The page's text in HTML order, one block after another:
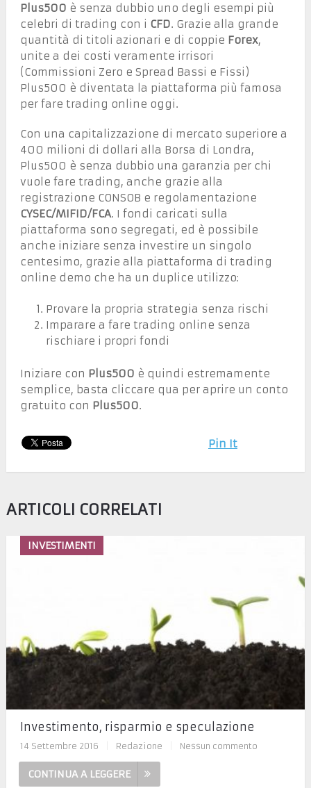
Plus500 è senza dubbio uno degli esempi più
celebri di trading con i CFD. Grazie alla grande
quantità di titoli azionari e di coppie Forex,
unite a dei costi veramente irrisori
(Commissioni Zero e Spread Bassi e Fissi)
Plus500 è diventata la piattaforma più famosa
per fare trading online oggi.
Con una capitalizzazione di mercato superiore a
400 milioni di dollari alla Borsa di Londra,
Plus500 è senza dubbio una garanzia per chi
vuole fare trading, anche grazie alla
registrazione CONSOB e regolamentazione
CYSEC/MIFID/FCA. I fondi caricati sulla
piattaforma sono segregati, ed è possibile
anche iniziare senza investire un singolo
centesimo, grazie alla piattaforma di trading
online demo che ha un duplice utilizzo:
Provare la propria strategia senza rischi
Imparare a fare trading online senza
rischiare i propri fondi
Iniziare con Plus500 è quindi estremamente
semplice, basta cliccare qua per aprire un conto
gratuito con Plus500.
Pin It
ARTICOLI CORRELATI
INVESTIMENTI
Investimento, risparmio e speculazione
14 Settembre 2016 Redazione Nessun commento
CONTINUA A LEGGERE